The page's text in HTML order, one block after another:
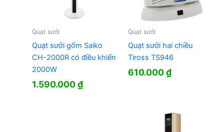
Quạt sưởi
Quạt sưởi gốm Saiko
CH-2000R có điều khiển
2000W
1.590.000₫
Quạt sưởi
Quạt sưởi hai chiều
Tiross TS946
610.000₫